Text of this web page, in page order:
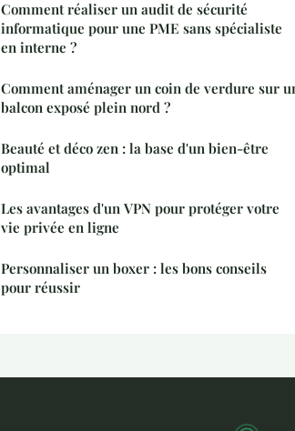
Comment réaliser un audit de sécurité
informatique pour une PME sans spécialiste
en interne ?
Comment aménager un coin de verdure sur
balcon exposé plein nord ?
Beauté et déco zen : la base d'un bien-être
optimal
Les avantages d'un VPN pour protéger votre
vie privée en ligne
Personnaliser un boxer : les bons conseils
pour réussir